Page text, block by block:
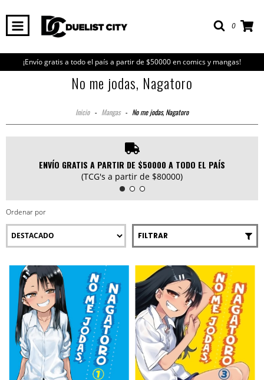
0
¡Envío gratis a todo el país a partir de $50000 en comics y mangas!
No me jodas, Nagatoro
Inicio - Mangas - No me jodas, Nagatoro
ENVÍO GRATIS A PARTIR DE $50000 A TODO EL PAÍS
(TCG's a partir de $80000)
Ordenar por
FILTRAR